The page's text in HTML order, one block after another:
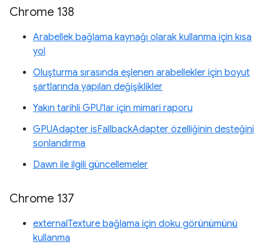
Chrome 138
Arabellek bağlama kaynağı olarak kullanma için kısa
yol
Oluşturma sırasında eşlenen arabellekler için boyut
şartlarında yapılan değişiklikler
Yakın tarihli GPU'lar için mimari raporu
GPUAdapter isFallbackAdapter özelliğinin desteğini
sonlandırma
Dawn ile ilgili güncellemeler
Chrome 137
externalTexture bağlama için doku görünümünü
kullanma